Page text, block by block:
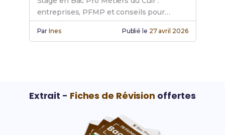
entreprises, PFMP et conseils pour
réussir.
ParInes Publié le 27 avril 2026
Extrait - Fiches de Révision offertes